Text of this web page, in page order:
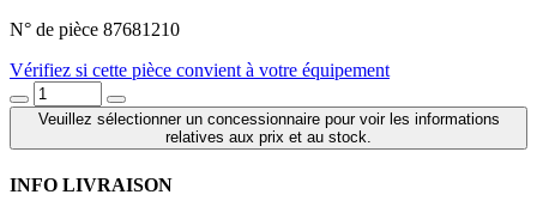
N° de pièce 87681210
Vérifiez si cette pièce convient à votre équipement
Veuillez sélectionner un concessionnaire pour voir les informations
relatives aux prix et au stock.
INFO LIVRAISON